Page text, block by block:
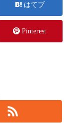
はてブ
Pinterest